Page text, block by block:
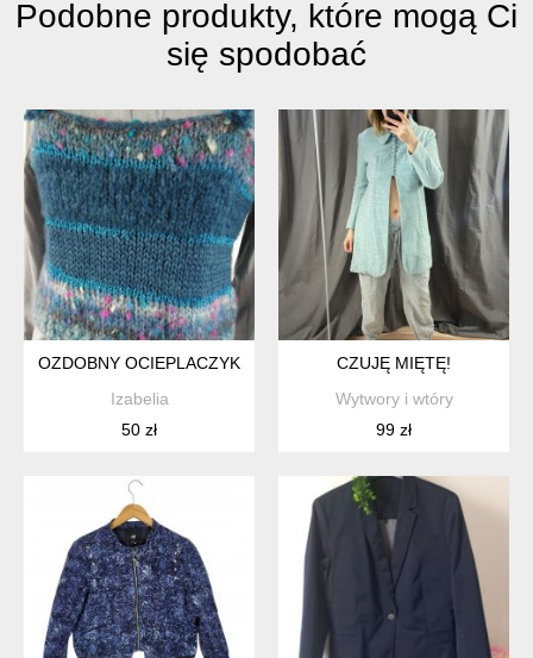
Podobne produkty, które mogą Ci
się spodobać
OZDOBNY OCIEPLACZYK
Izabelia
50 zł
CZUJĘ MIĘTĘ!
Wytwory i wtóry
99 zł